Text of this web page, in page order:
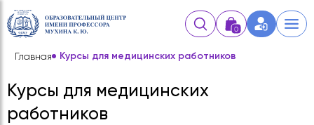
0
Главная Курсы для медицинских работников
Курсы для медицинских
работников